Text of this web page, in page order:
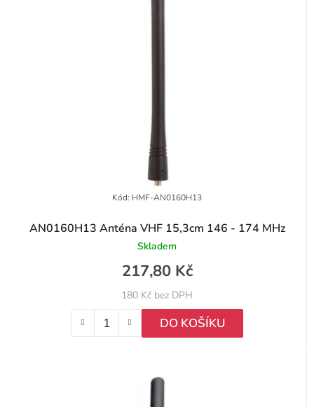
AN0160H13 Anténa VHF 15,3cm 146 - 174 MHz
Skladem
180 Kč bez DPH
217,80 Kč
DO KOŠÍKU
Kód: HMF-AN0160H13